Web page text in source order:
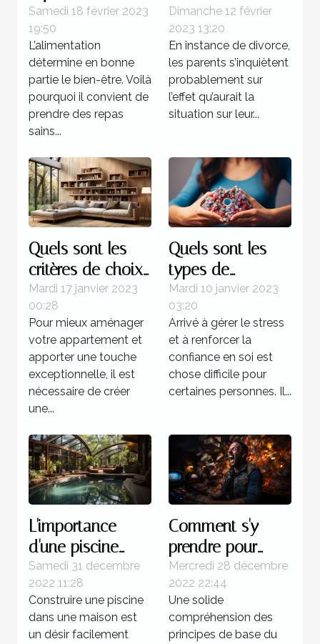
alimentation ?
Samedi 18 février 2023
19:50
L’alimentation
détermine en bonne
partie le bien-être. Voilà
pourquoi il convient de
prendre des repas
sains...
pour atténuer la
souffrance des
enfants
Dimanche 12 février
2023 13:20
En instance de divorce,
les parents s’inquiètent
probablement sur
l’effet qu’aurait la
situation sur leur...
Quels sont les
critères de choix
d’une étagère
murale à livres ?
Mardi 17 janvier 2023
00:28
Pour mieux aménager
votre appartement et
apporter une touche
exceptionnelle, il est
nécessaire de créer
une...
Quels sont les
types de
formation pour
devenir un
sophrologue ?
Mardi 10 janvier 2023
03:20
Arrivé à gérer le stress
et à renforcer la
confiance en soi est
chose difficile pour
certaines personnes. Il...
L'importance
d'une piscine
dans une maison
Samedi 31 décembre
2022 11:28
Construire une piscine
dans une maison est
un désir facilement
Comment s'y
prendre pour
gagner d'une
manière certaine
au multi ?
Mercredi 28 décembre
2022 22:44
Une solide
compréhension des
principes de base du